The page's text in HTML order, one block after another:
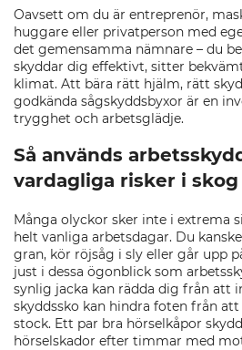
Oavsett om du är entreprenör,
huggare eller privatperson med
det gemensamma nämnare – du
skyddar dig effektivt, sitter
klimat. Att bära rätt hjälm, rätt
godkända sågskyddsbyxor är en
trygghet och arbetsglädje.
Så används
vardagliga risker i
Många olyckor sker inte i extrema
helt vanliga arbetsdagar. Du
gran, kör röjsåg i sly eller går upp
just i dessa ögonblick som
synlig jacka kan rädda dig från att
skyddssko kan hindra foten från att
stock. Ett par bra hörselkåpor
hörselskador efter timmar med